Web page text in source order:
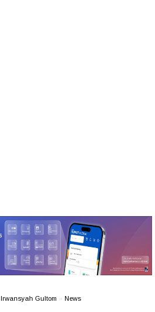
Gultom News